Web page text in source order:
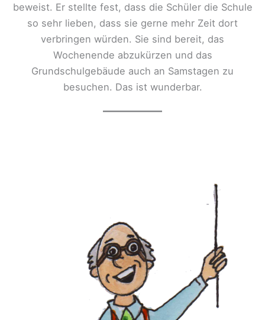
beweist. Er stellte fest, dass die Schüler die Schule
so sehr lieben, dass sie gerne mehr Zeit dort
verbringen würden. Sie sind bereit, das
Wochenende abzukürzen und das
Grundschulgebäude auch an Samstagen zu
besuchen. Das ist wunderbar.